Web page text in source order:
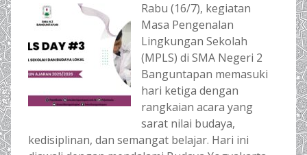
Rabu (16/7), kegiatan
Masa Pengenalan
Lingkungan Sekolah
(MPLS) di SMA Negeri 2
Banguntapan memasuki
hari ketiga dengan
rangkaian acara yang
sarat nilai budaya,
kedisiplinan, dan semangat belajar. Hari ini